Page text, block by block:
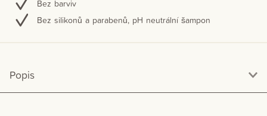
Bez barviv
Bez silikonů a parabenů, pH neutrální šampon
Popis